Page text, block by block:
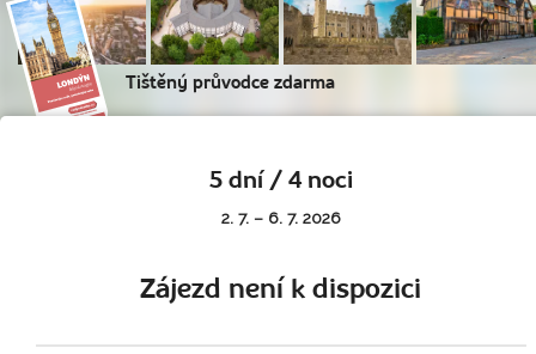
Tištěný průvodce zdarma
5 dní / 4 noci
2. 7. – 6. 7. 2026
Zájezd není k dispozici